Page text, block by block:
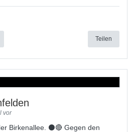
Teilen
vor
Birkenallee. ⚫🔴 Gegen den